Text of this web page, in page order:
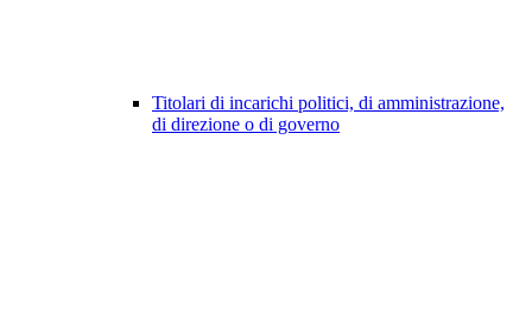
Titolari di incarichi politici, di amministrazione,
di direzione o di governo